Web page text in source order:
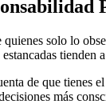
solo lo
tienden
de que tienes
más